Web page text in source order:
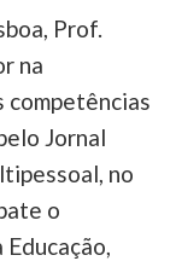
Prof.
na
competências
Jornal
no
o